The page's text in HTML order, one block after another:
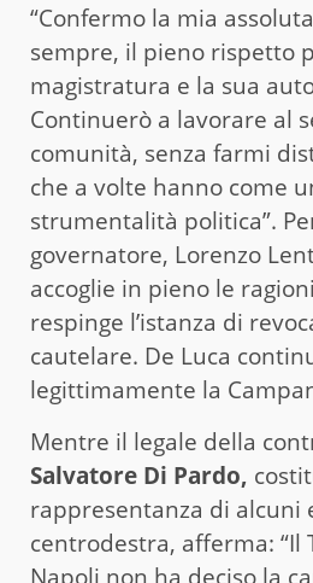
“Confermo la mia
sempre, il pieno rispetto
magistratura e la sua
Continuerò a lavorare al
comunità, senza farmi
che a volte hanno come
strumentalità politica”.
governatore, Lorenzo
accoglie in pieno le
respinge l’istanza di
cautelare. De Luca
legittimamente la
Mentre il legale della
Salvatore Di Pardo,
rappresentanza di alcuni
centrodestra, afferma: “Il